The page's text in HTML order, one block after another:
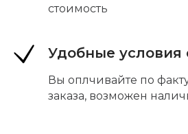
стоимость
Удобные условия
Вы оплчивайте по
заказа, возможен